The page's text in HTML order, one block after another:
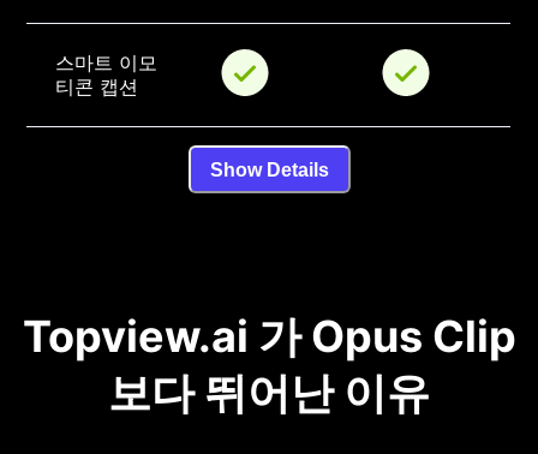
스마트 이모
티콘 캡션
Show Details
Topview.ai 가 Opus Clip
보다 뛰어난 이유